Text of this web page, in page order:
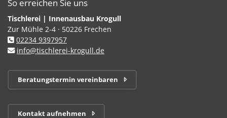
So erreichen Sie uns
Tischlerei | Innenausbau Krogull
Zur Mühle 2-4 · 50226 Frechen
02234 9397957
info@tischlerei-krogull.de
Beratungstermin vereinbaren
Kontakt aufnehmen